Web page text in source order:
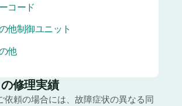
コード
他制御ユニット
他
の修理実績
依頼の場合には、故障症状の異なる同